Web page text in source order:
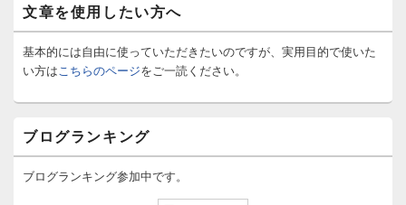
文章を使用したい方へ
基本的には自由に使っていただきたいのですが、実用目的で使いた
い方はこちらのページをご一読ください。
ブログランキング
ブログランキング参加中です。